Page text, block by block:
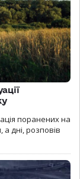
поранених на
дні, розповів